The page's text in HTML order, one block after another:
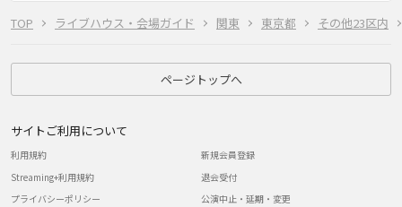
TOP ライブハウス・会場ガイド 関東 東京都 その他23区内
ページトップへ
サイトご利用について
利用規約
Streaming+利用規約
プライバシーポリシー
新規会員登録
退会受付
公演中止・延期・変更